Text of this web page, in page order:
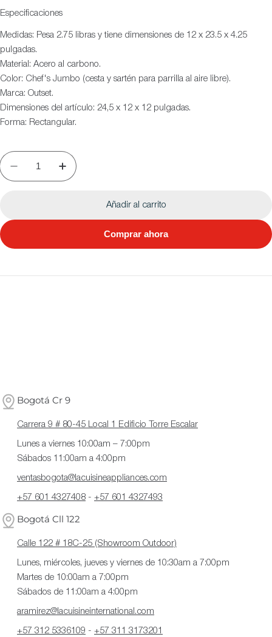
Especificaciones
Medidas: Pesa 2.75 libras y tiene dimensiones de 12 x 23.5 x 4.25
pulgadas.
Material: Acero al carbono.
Color: Chef's Jumbo (cesta y sartén para parrilla al aire libre).
Marca: Outset.
Dimensiones del artículo: 24,5 x 12 x 12 pulgadas.
Forma: Rectangular.
Añadir al carrito
Comprar ahora
Bogotá Cr 9
Carrera 9 # 80-45 Local 1 Edificio Torre Escalar
Lunes a viernes 10:00am – 7:00pm
Sábados 11:00am a 4:00pm
ventasbogota@lacuisineappliances.com
+57 601 4327408 - +57 601 4327493
Bogotá Cll 122
Calle 122 # 18C-25 (Showroom Outdoor)
Lunes, miércoles, jueves y viernes de 10:30am a 7:00pm
Martes de 10:00am a 7:00pm
Sábados de 11:00am a 4:00pm
aramirez@lacuisineinternational.com
+57 312 5336109 - +57 311 3173201